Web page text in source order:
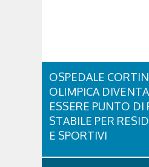
OSPEDALE
OLIMPICA
ESSERE PUNTO
STABILE PER
E SPORTIVI